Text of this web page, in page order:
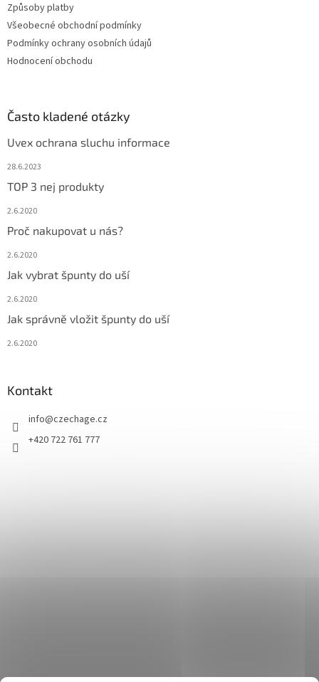
Způsoby platby
Všeobecné obchodní podmínky
Podmínky ochrany osobních údajů
Hodnocení obchodu
Často kladené otázky
Uvex ochrana sluchu informace
28.6.2023
TOP 3 nej produkty
2.6.2020
Proč nakupovat u nás?
2.6.2020
Jak vybrat špunty do uší
2.6.2020
Jak správně vložit špunty do uší
2.6.2020
Kontakt
info@czechage.cz
+420 722 761 777